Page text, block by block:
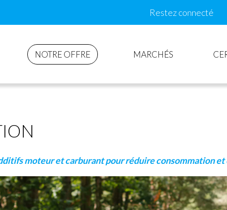
Restez connecté
NOTRE OFFRE MARCHÉS
moteur et carburant pour réduire consommation et